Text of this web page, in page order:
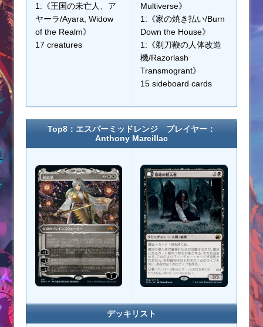
1:《王国の未亡人、ア
ヤーラ/Ayara, Widow
of the Realm》
17 creatures
Multiverse》
1:《家の焼き払い/Burn
Down the House》
1:《剃刀鞭の人体改造
機/Razorlash
Transmogrant》
15 sideboard cards
Top8：エスパーミッドレンジ プレイヤー：
Anthony Marcillac
デッキリスト